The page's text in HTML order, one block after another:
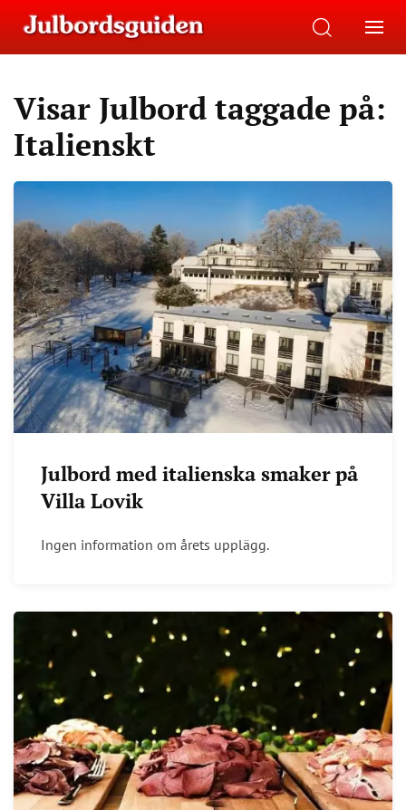
Visar Julbord taggade på:
Italienskt
Julbord med italienska smaker på
Villa Lovik
Ingen information om årets upplägg.